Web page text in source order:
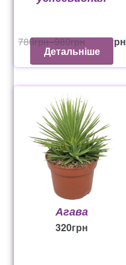
780грн–980грн 649грн
Детальніше
Агава
320грн